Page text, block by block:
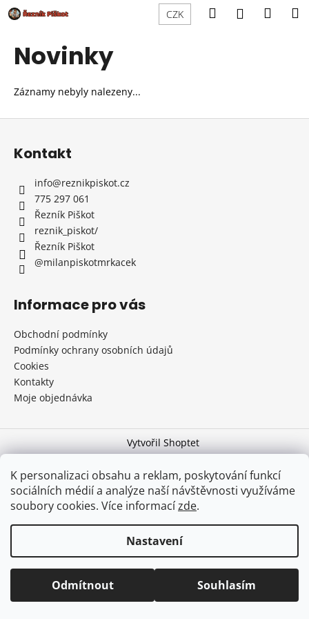
K personalizaci obsahu a reklam, poskytování funkcí
sociálních médií a analýze naší návštěvnosti využíváme
soubory cookies. Více informacízde.
Nastavení
Odmítnout Souhlasím
Přejít
na
Na e-shopu najdete originální oblečení od Řezníka Piškota. Masné
výrobky nejsou v prodeji – získat je můžete pouze v soutěžích na
sociálních sítích a akcích, které se konají několikrát do roka. Guláš
a sulc si můžete osobně vyzvednout na recepci Relaxcentra v
CZK HledatPřihlášení
Novinky
Záznamy nebyly nalezeny...
K
o
o
t
ř
e
b
u
e
t
n
a
j
í
t
?
HLEDAT
D
p
u
Z
Kontakt
info@reznikpiskot.cz
775 297 061
Řezník Piškot
reznik_piskot/
Řezník Piškot
@milanpiskotmrkacek
Informace pro vás
Obchodní podmínky
Podmínky ochrany osobních údajů
Cookies
Kontakty
Moje objednávka
Vytvořil Shoptet
Upravit nastavení cookies